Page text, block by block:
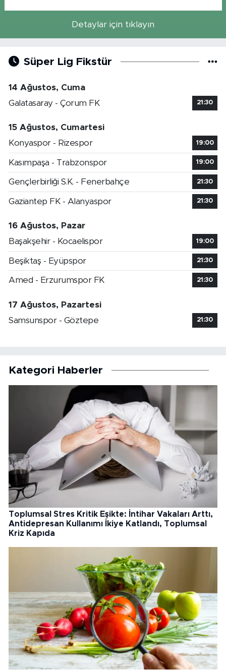
Detaylar için tıklayın
Süper Lig Fikstür
14 Ağustos, Cuma
Galatasaray - Çorum FK
21:30
15 Ağustos, Cumartesi
Konyaspor - Rizespor
19:00
Kasımpaşa - Trabzonspor 19:00
Gençlerbirliği S.K. - Fenerbahçe 21:30
Gaziantep FK - Alanyaspor 21:30
16 Ağustos, Pazar
Başakşehir - Kocaelispor
19:00
Beşiktaş - Eyüpspor 21:30
Amed - Erzurumspor FK 21:30
17 Ağustos, Pazartesi
Samsunspor - Göztepe
21:30
Kategori Haberler
Toplumsal Stres Kritik Eşikte: İntihar Vakaları Arttı,
Antidepresan Kullanımı İkiye Katlandı, Toplumsal
Kriz Kapıda